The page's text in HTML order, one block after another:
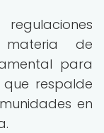
materia de
para
respalde
en